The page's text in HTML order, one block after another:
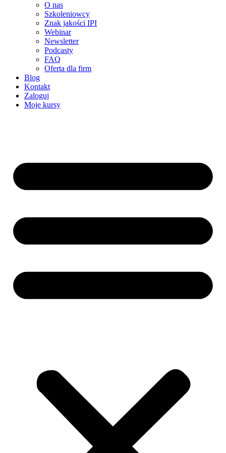
O nas
Szkoleniowcy
Znak jakości IPI
Webinar
Newsletter
Podcasty
FAQ
Oferta dla firm
Blog
Kontakt
Zaloguj
Moje kursy